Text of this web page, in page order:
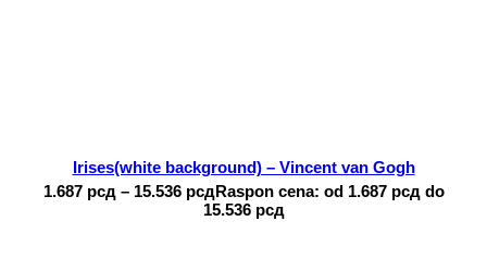
Irises(white background) – Vincent van Gogh
1.687 рсд – 15.536 рсдRaspon cena: od 1.687 рсд do
15.536 рсд